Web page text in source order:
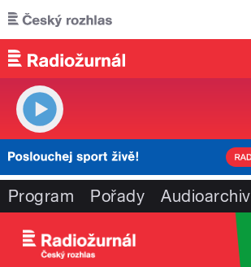
Přejít k hlavnímu obsahu
Program Pořady Audioarchiv